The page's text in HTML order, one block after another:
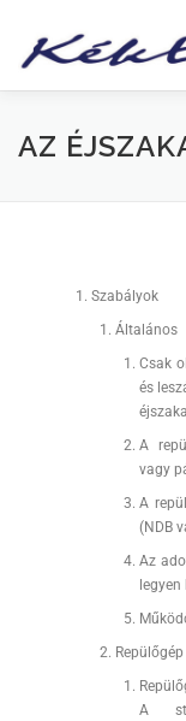
RÓLUNK
AZ
Szabályok
Általános
Csak
és
A
vagy
A
(NDB
Az
Repülőgép
A